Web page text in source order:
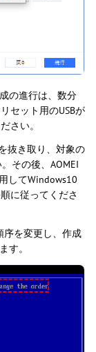
の進行は、数分
セット用のUSBが
さい。
抜き取り、対象の
その後、AOMEI
してWindows10
に従ってくださ
序を変更し、作成
す。